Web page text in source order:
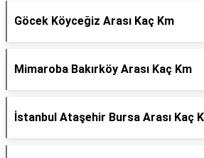
Göcek Köyceğiz Arası Kaç Km
Mimaroba Bakırköy Arası Kaç Km
İstanbul Ataşehir Bursa Arası Kaç